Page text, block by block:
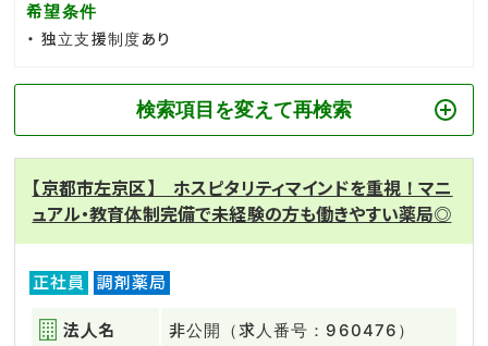
希望条件
独立支援制度あり
検索項目を変えて再検索
【京都市左京区】 ホスピタリティマインドを重視！マニ
ュアル・教育体制完備で未経験の方も働きやすい薬局◎
正社員 調剤薬局
法人名 非公開（求人番号：960476）